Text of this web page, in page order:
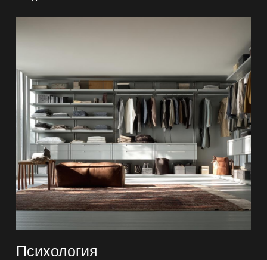
Психология